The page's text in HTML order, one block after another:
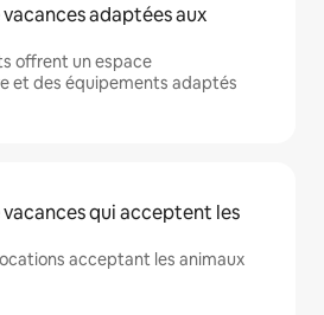
adaptées aux
offrent un espace
et des équipements adaptés
qui acceptent les
acceptant les animaux